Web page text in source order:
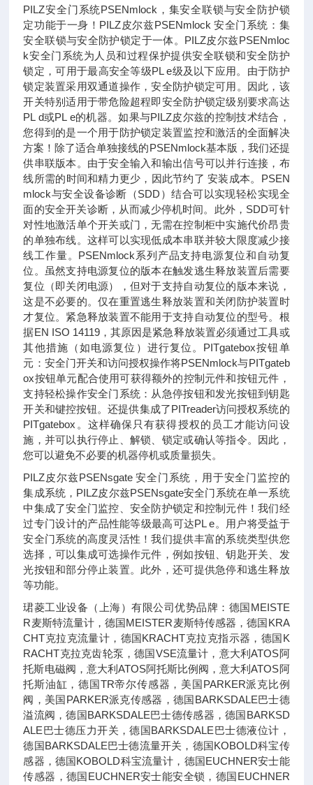
PILZ安全门系统PSENmlock，集安全联锁与安全防护锁
定功能于一身！PILZ皮尔兹PSENmlock 安全门系统：集
安全联锁与安全防护锁定于一体。PILZ皮尔兹PSENmloc
k安全门系统为人员和过程保护提供安全联锁和安全防护
锁定，可用于最高安全等级PL e级及以下应用。由于防护
锁定装置采用双通道操作，安全防护锁定可用。因此，该
开关特别适用于带危险超程即安全防护锁定级别要求高达
PL d或PL e的机器。如果与PILZ皮尔兹的控制技术结合，
您得到的是一个用于防护锁定装置监控和激活的全面解决
方案！除了适合单独接线的PSENmlock基本版，我们还提
供串联版本。由于安全输入和输出信号可以并行连接，布
线所需的时间和精力更少，因此节约了 安装成本。PSEN
mlock与安全设备诊断（SDD）结合可以实现轻松实现全
面的安全开关诊断，从而减少停机时间。此外，SDD可针
对性地激活单个开关或门，无需在控制柜中实施代价昂贵
的单独布线。这样可以实现低成本串联并较大限度减少接
线工作量。PSENmlock系列产品支持电源复位和自动复
位。虽然支持电源复位的版本在触发逃生释放装置后需要
复位（即关闭电源），但对于支持自动复位的版本来说，
这是不必要的。仅在重置逃生释放装置和关闭防护装置时
才复位。紧急释放装置不能用于支持自动复位的型号。根
据EN ISO 14119，其原因是紧急释放装置必须通过工具或
其他措施（如电源复位）进行复位。PITgatebox按钮单
元：安全门开关和访问授权操作将PSENmlock与PITgateb
ox按钮单元配合使用可获得额外的控制元件和按钮元件，
支持轻松操作安全门系统：从急停按钮和发光按钮到钥匙
开关和键控按钮。还提供集成了PITreader访问授权系统的
PITgatebox。这样确保只有获得授权的员工才能访问设
施，并可以执行停止、解锁、锁定或确认等指令。因此，
您可以避免不必要的机器停机或质量损失。
PILZ皮尔兹PSENsgate 安全门系统，用于安全门监控的
集成系统，PILZ皮尔兹PSENsgate安全门系统在单一系统
中集成了安全门监控、安全防护锁定和控制元件！我们经
过专门设计的产品性能等级最高可达PL e。用户将受益于
安全门系统的高度灵活性！我们提供丰富的系统类型供您
选择，可以集成可选操作元件，例如按钮、钥匙开关、发
光按钮和部分停止装置。此外，还可提供急停和逃生释放
等功能。
珺菱工业设备（上海）有限公司优势品牌：德国MEISTE
R麦斯特流量计，德国MEISTER麦斯特传感器，德国KRA
CHT克拉克流量计，德国KRACHT克拉克指示器，德国K
RACHT克拉克齿轮泵，德国VSE流量计，意大利ATOS阿
托斯电磁阀，意大利ATOS阿托斯比例阀，意大利ATOS阿
托斯油缸，德国TR帝尔传感器，美国PARKER派克比例
阀，美国PARKER派克传感器，德国BARKSDALE巴士德
溢流阀，德国BARKSDALE巴士德传感器，德国BARKSD
ALE巴士德压力开关，德国BARKSDALE巴士德液位计，
德国BARKSDALE巴士德流量开关，德国KOBOLD科宝传
感器，德国KOBOLD科宝流量计，德国EUCHNER安士能
传感器，德国EUCHNER安士能安全锁，德国EUCHNER